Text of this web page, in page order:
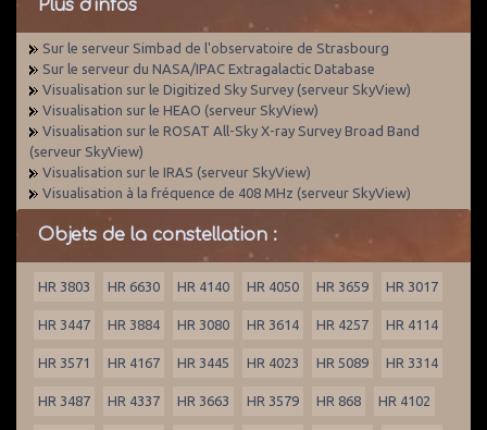
Plus d'infos
Sur le serveur Simbad de l'observatoire de Strasbourg
Sur le serveur du NASA/IPAC Extragalactic Database
Visualisation sur le Digitized Sky Survey (serveur SkyView)
Visualisation sur le HEAO (serveur SkyView)
Visualisation sur le ROSAT All-Sky X-ray Survey Broad Band
(serveur SkyView)
Visualisation sur le IRAS (serveur SkyView)
Visualisation à la fréquence de 408 MHz (serveur SkyView)
Objets de la constellation :
HR 3803 HR 6630 HR 4140 HR 4050 HR 3659 HR 3017
HR 3447 HR 3884 HR 3080 HR 3614 HR 4257 HR 4114
HR 3571 HR 4167 HR 3445 HR 4023 HR 5089 HR 3314
HR 3487 HR 4337 HR 3663 HR 3579 HR 868 HR 4102